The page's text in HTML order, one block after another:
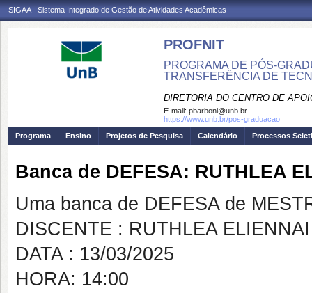
SIGAA - Sistema Integrado de Gestão de Atividades Acadêmicas
PROFNIT
PROGRAMA DE PÓS-
TRANSFERÊNCIA DE
DIRETORIA DO CENTRO DE
E-mail: pbarboni@unb.br
https://www.unb.br/pos-graduacao
Programa
Ensino Projetos de Pesquisa Calendário Processos
Banca de DEFESA: RUTHLEA
Uma banca de DEFESA de
DISCENTE : RUTHLEA
DATA : 13/03/2025
HORA: 14:00